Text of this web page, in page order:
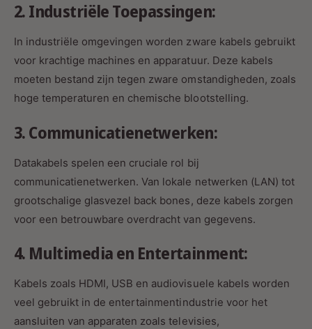
2. Industriële Toepassingen:
In industriële omgevingen worden zware kabels gebruikt
voor krachtige machines en apparatuur. Deze kabels
moeten bestand zijn tegen zware omstandigheden, zoals
hoge temperaturen en chemische blootstelling.
3. Communicatienetwerken:
Datakabels spelen een cruciale rol bij
communicatienetwerken. Van lokale netwerken (LAN) tot
grootschalige glasvezel back bones, deze kabels zorgen
voor een betrouwbare overdracht van gegevens.
4. Multimedia en Entertainment:
Kabels zoals HDMI, USB en audiovisuele kabels worden
veel gebruikt in de entertainmentindustrie voor het
aansluiten van apparaten zoals televisies,